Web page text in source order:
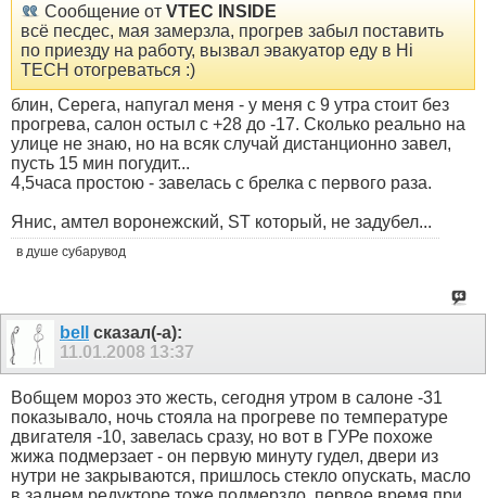
Сообщение от VTEC INSIDE
всё песдес, мая замерзла, прогрев забыл поставить
по приезду на работу, вызвал эвакуатор еду в Hi
TECH отогреваться :)
блин, Серега, напугал меня - у меня с 9 утра стоит без
прогрева, салон остыл с +28 до -17. Сколько реально на
улице не знаю, но на всяк случай дистанционно завел,
пусть 15 мин погудит...
4,5часа простою - завелась с брелка с первого раза.
Янис, амтел воронежский, ST который, не задубел...
в душе субарувод
bell
сказал(-а):
11.01.2008 13:37
Вобщем мороз это жесть, сегодня утром в салоне -31
показывало, ночь стояла на прогреве по температуре
двигателя -10, завелась сразу, но вот в ГУРе похоже
жижа подмерзает - он первую минуту гудел, двери из
нутри не закрываются, пришлось стекло опускать, масло